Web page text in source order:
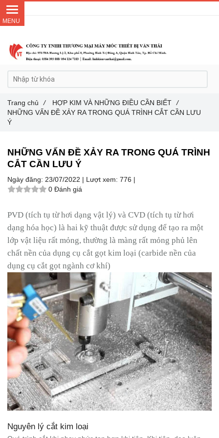
NHỮNG VẤN ĐỀ XẢY RA TRONG QUÁ TRÌNH
CẮT CẦN LƯU Ý
Ngày đăng: 23/07/2022 | Lượt xem: 776 |
0 Đánh giá
PVD (tích tụ từ hơi dạng vật lý) và CVD (tích tụ từ hơi
dạng hóa học) là hai kỹ thuật được sử dụng để tạo ra một
lớp vật liệu rất mỏng, thường là màng rất mỏng phủ lên
chất nền của dụng cụ cắt gọt kim loại (carbide nền của
dụng cụ cắt gọt ngành cơ khí)
Nguyên lý cắt kim loại
Trang chủ / HỢP KIM VÀ NHỮNG ĐIỀU CẦN BIẾT
/
NHỮNG VẤN ĐỀ XẢY RA TRONG QUÁ TRÌNH CẮT CẦN LƯU
Ý